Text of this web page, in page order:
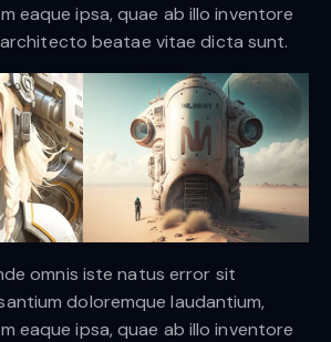
eaque ipsa, quae ab illo inventore
beatae vitae dicta sunt.
omnis iste natus error sit
doloremque laudantium,
eaque ipsa, quae ab illo inventore